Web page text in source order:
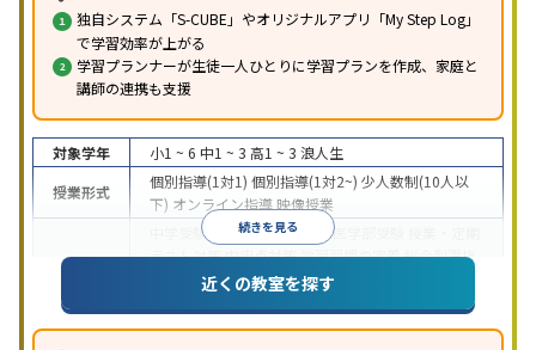
独自システム「S-CUBE」やオリジナルアプリ「My Step Log」
で学習効率が上がる
学習プランナーが生徒一人ひとりに学習プランを作成、家庭と
講師の連携も支援
続きを見る
対象学年 小1 ~ 6 中1 ~ 3 高1 ~ 3 浪人生
授業形式
個別指導(1対1) 個別指導(1対2~) 少人数制(10人以
下) オンライン指導映像授業
中学受験 高校受験大学受験 医学部受験
テスト対策内申点対策学習習慣の定着総合型選抜
(旧AO)対策推薦入試対策学校別特化対策
漢検(漢字検定)対策数学特化対策英語・英会話特化
近くの教室を探す